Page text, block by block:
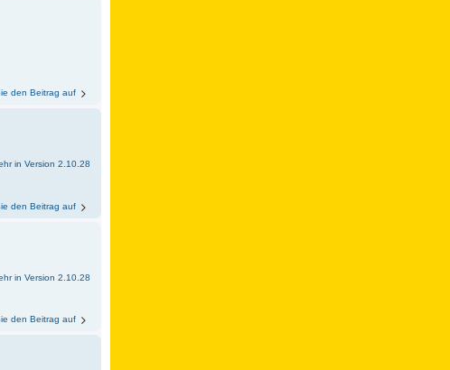
den Beitrag auf
in Version 2.10.28
den Beitrag auf
in Version 2.10.28
den Beitrag auf